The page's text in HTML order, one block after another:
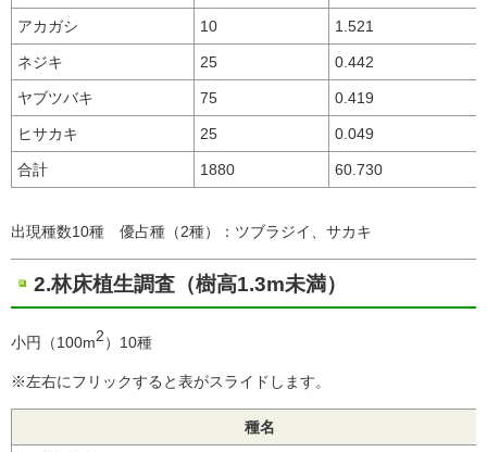
アカガシ 10 1.521
ネジキ 25 0.442
ヤブツバキ 75 0.419
ヒサカキ 25 0.049
合計 1880 60.730
出現種数10種 優占種（2種）：ツブラジイ、サカキ
2.林床植生調査（樹高1.3m未満）
小円（100m2）10種
※左右にフリックすると表がスライドします。
種名